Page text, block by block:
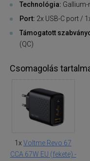
Technológia: Gallium-
Port: 2x USB-C port /
Támogatott
(QC)
Csomagolás
1x Voltme Revo 67
CCA 67W EU (fekete) -